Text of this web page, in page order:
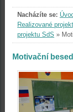
Nacházíte se:
Realizované
projektu SdS »
Motivační